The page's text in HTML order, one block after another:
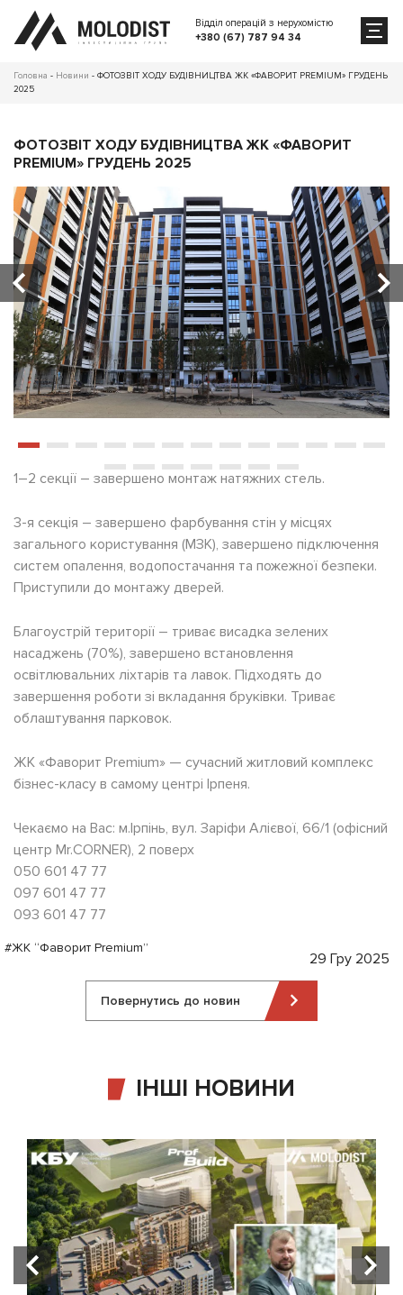
Відділ операцій з нерухомістю
+380 (67) 787 94 34
Головна - Новини - ФОТОЗВІТ ХОДУ БУДІВНИЦТВА ЖК «ФАВОРИТ PREMIUM» ГРУДЕНЬ
2025
ФОТОЗВІТ ХОДУ БУДІВНИЦТВА ЖК «ФАВОРИТ
PREMIUM» ГРУДЕНЬ 2025
1–2 секції – завершено монтаж натяжних стель.
3-я секція – завершено фарбування стін у місцях
загального користування (МЗК), завершено підключення
систем опалення, водопостачання та пожежної безпеки.
Приступили до монтажу дверей.
Благоустрій території – триває висадка зелених
насаджень (70%), завершено встановлення
освітлювальних ліхтарів та лавок. Підходять до
завершення роботи зі вкладання бруківки. Триває
облаштування парковок.
ЖК «Фаворит Premium» — сучасний житловий комплекс
бізнес-класу в самому центрі Ірпеня.
Чекаємо на Вас: м.Ірпінь, вул. Заріфи Алієвої, 66/1 (офісний
центр Mr.CORNER), 2 поверх
050 601 47 77
097 601 47 77
093 601 47 77
#ЖК “Фаворит Premium”
29 Гру 2025
Повернутись до новин
ІНШІ НОВИНИ